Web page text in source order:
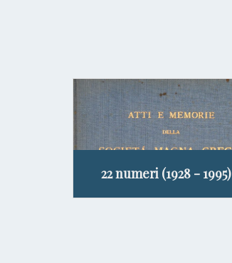
22 numeri (1928 - 1995)